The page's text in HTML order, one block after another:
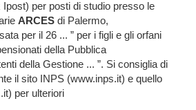
per posti di studio presso le
ARCES di Palermo,
per il 26 ... ” per i figli e gli orfani
della Pubblica
della Gestione ... ”. Si consiglia di
il sito INPS (www.inps.it) e quello
per ulteriori